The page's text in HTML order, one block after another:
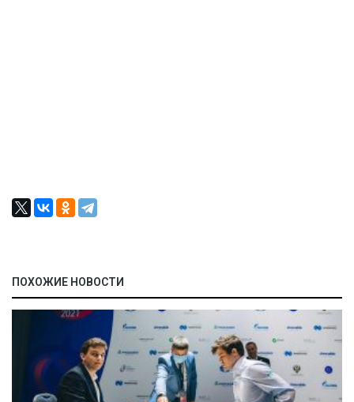
ПОХОЖИЕ НОВОСТИ